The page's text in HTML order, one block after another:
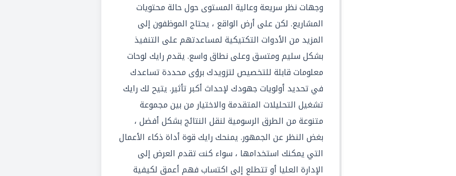
وجهات نظر سريعة وعالية المستوى حول حالة محتويات
المشاريع. لكن على أرض الواقع ، يحتاج الموظفون إلى
المزيد من الأدوات التكتيكية لمساعدتهم على التنفيذ
بشكل سليم ومتسق وعلى نطاق واسع. يقدم رايك لوحات
معلومات قابلة للتخصيص لتزويدك برؤى محددة تساعدك
في تحديد أولويات جهودك لإحداث أكبر تأثير. يتيح لك رايك
تشغيل التحليلات المتقدمة والاختيار من بين مجموعة
متنوعة من الطرق الرسومية لنقل النتائج بشكل أفضل ،
بغض النظر عن الجمهور. يمنحك رايك قوة أداة ذكاء الأعمال
التي يمكنك استخدامها ، سواء كنت تقدم العرض إلى
الإدارة العليا أو تتطلع إلى اكتساب فهم أعمق لكيفية